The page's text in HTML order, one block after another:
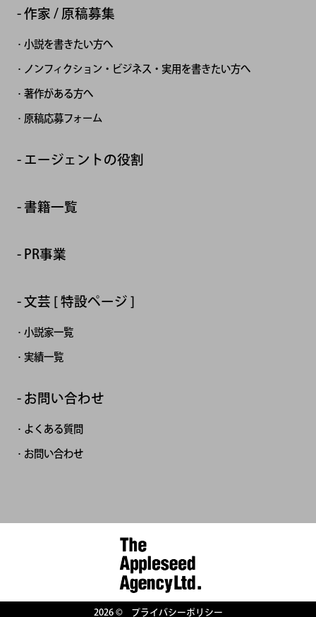
作家 / 原稿募集
小説を書きたい方へ
ノンフィクション・ビジネス・実用を書きたい方へ
著作がある方へ
原稿応募フォーム
エージェントの役割
書籍一覧
PR事業
文芸 [ 特設ページ ]
小説家一覧
実績一覧
お問い合わせ
よくある質問
お問い合わせ
2026 © プライバシーポリシー